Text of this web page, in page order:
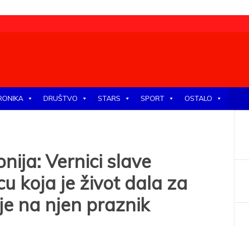
DRUŠTVO STARS SPORT OSTALO
Vernici slave
koja je život dala za
na njen praznik